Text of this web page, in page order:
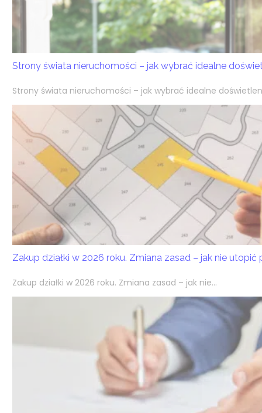
Strony świata nieruchomości – jak wybrać idealne
Strony świata nieruchomości – jak wybrać idealne
Zakup działki w 2026 roku. Zmiana zasad – jak nie utopić
Zakup działki w 2026 roku. Zmiana zasad – jak nie...